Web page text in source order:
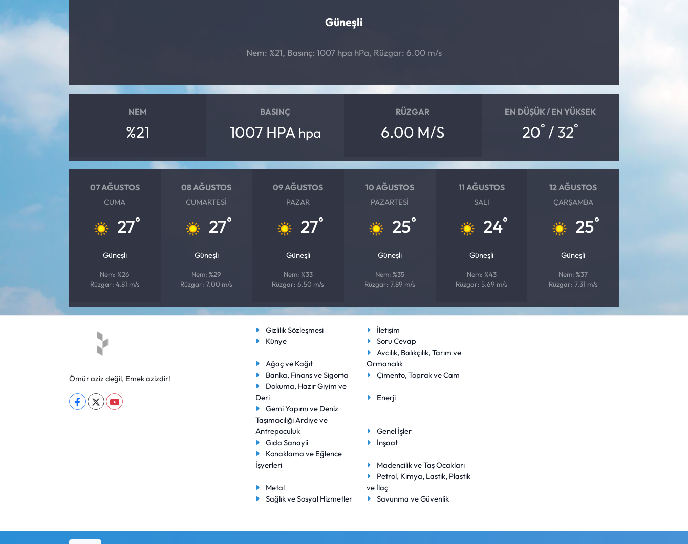
Güneşli
Nem: %21, Basınç: 1007 hpa hPa, Rüzgar: 6.00 m/s
NEM
%21
BASINÇ
1007 HPA hpa
RÜZGAR
6.00 M/S
EN DÜŞÜK / EN YÜKSEK
20° / 32°
07 AĞUSTOS
CUMA
27°
Güneşli
Nem: %26
Rüzgar: 4.81 m/s
08 AĞUSTOS
CUMARTESI
27°
Güneşli
Nem: %29
Rüzgar: 7.00 m/s
09 AĞUSTOS
PAZAR
27°
Güneşli
Nem: %33
Rüzgar: 6.50 m/s
10 AĞUSTOS
PAZARTESI
25°
Güneşli
Nem: %35
Rüzgar: 7.89 m/s
11 AĞUSTOS
SALI
24°
Güneşli
Nem: %43
Rüzgar: 5.69 m/s
12 AĞUSTOS
ÇARŞAMBA
25°
Güneşli
Nem: %37
Rüzgar: 7.31 m/s
Ömür aziz değil, Emek azizdir!
Gizlilik Sözleşmesi
İletişim
Künye
Soru Cevap
Ağaç ve Kağıt
Avcılık, Balıkçılık, Tarım ve
Ormancılık
Banka, Finans ve Sigorta
Çimento, Toprak ve Cam
Dokuma, Hazır Giyim ve
Deri
Enerji
Gemi Yapımı ve Deniz
Taşımacılığı Ardiye ve
Antrepoculuk
Genel İşler
Gıda Sanayii
İnşaat
Konaklama ve Eğlence
İşyerleri
Madencilik ve Taş Ocakları
Metal
Petrol, Kimya, Lastik, Plastik
ve İlaç
Sağlık ve Sosyal Hizmetler
Savunma ve Güvenlik
Yargı Kararları